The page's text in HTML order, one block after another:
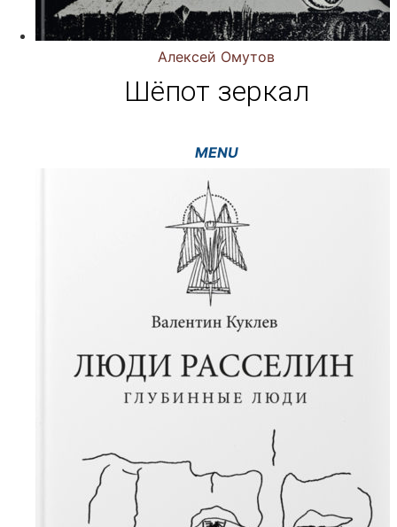
Алексей Омутов
Шёпот зеркал